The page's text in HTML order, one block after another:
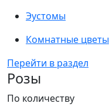
Эустомы
Комнатные цветы
Перейти в раздел
Розы
По количеству